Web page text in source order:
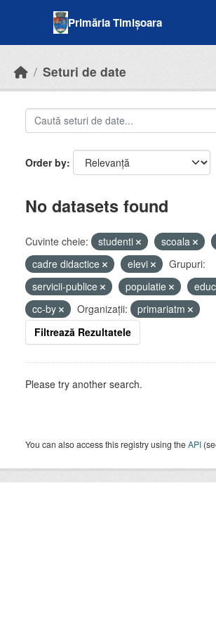
Primăria Timișoara
Seturi de date
Order by
No datasets found
Cuvinte cheie: studenti scoala
cadre didactice
elevi
Grupuri:
servicii-publice
populatie
cc-by
Organizații:
primariatm
Filtrează Rezultatele
Please try another search.
You can also access this registry using theAPI